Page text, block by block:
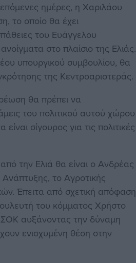
ημέρες, η Χαριλάου
το οποίο θα έχει
του Ευάγγελου
στο πλαίσιο της Ελιάς.
υπουργικού συμβουλίου, θα
της Κεντροαριστεράς.
θα πρέπει να
του πολιτικού αυτού χώρου
σίγουρος για τις πολιτικές
την Ελιά θα είναι ο Ανδρέας
το Αγροτικής
Έπειτα από σχετική απόφαση
του κόμματος Χρήστο
αυξάνοντας την δύναμη
ενισχυμένη θέση στην